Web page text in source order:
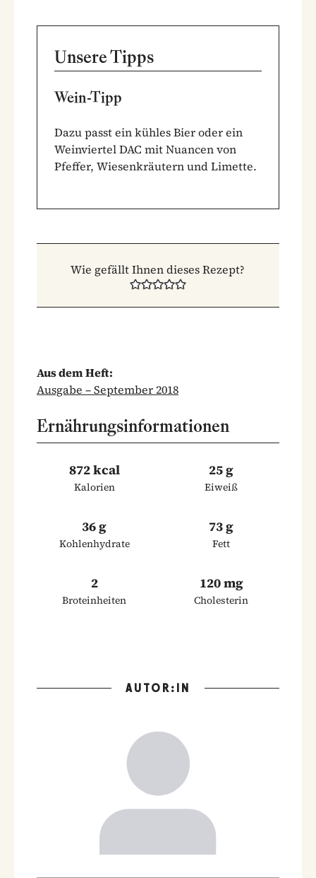
Unsere Tipps
Wein-Tipp
Dazu passt ein kühles Bier oder ein
Weinviertel DAC mit Nuancen von
Pfeffer, Wiesenkräutern und Limette.
Wie gefällt Ihnen dieses Rezept?
Aus dem Heft:
Ausgabe – September 2018
Ernährungsinformationen
872 kcal
Kalorien
25 g
Eiweiß
36 g
Kohlenhydrate
73 g
Fett
2
Broteinheiten
120 mg
Cholesterin
AUTOR:IN